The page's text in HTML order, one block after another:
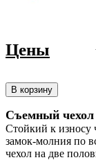
Цены
В корзину
Съемный чехол
Стойкий к износу
замок-молния по
чехол на две